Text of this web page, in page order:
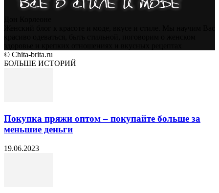
© Chita-brita.ru
БОЛЬШЕ ИСТОРИЙ
Покупка пряжи оптом – покупайте больше за
меньшие деньги
19.06.2023